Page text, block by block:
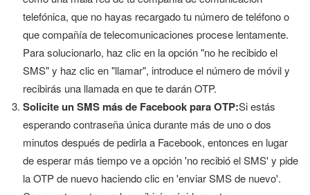
telefónica, que no hayas recargado tu número de teléfono o
que compañía de telecomunicaciones procese lentamente.
Para solucionarlo, haz clic en la opción "no he recibido el
SMS" y haz clic en "llamar", introduce el número de móvil y
recibirás una llamada en que te darán OTP.
Solicite un SMS más de Facebook para OTP:Si estás
esperando contraseña única durante más de uno o dos
minutos después de pedirla a Facebook, entonces en lugar
de esperar más tiempo ve a opción 'no recibió el SMS' y pide
la OTP de nuevo haciendo clic en 'enviar SMS de nuevo'.